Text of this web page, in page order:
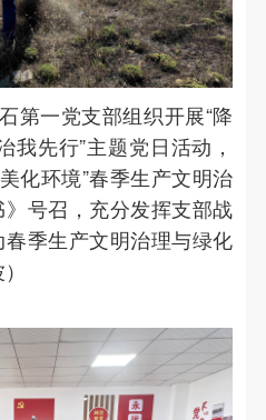
第一党支部组织开展“降
先行”主题党日活动，
化环境”春季生产文明治
号召，充分发挥支部战
季生产文明治理与绿化